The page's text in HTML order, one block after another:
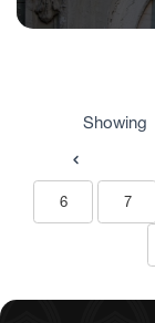
Showing
6 7